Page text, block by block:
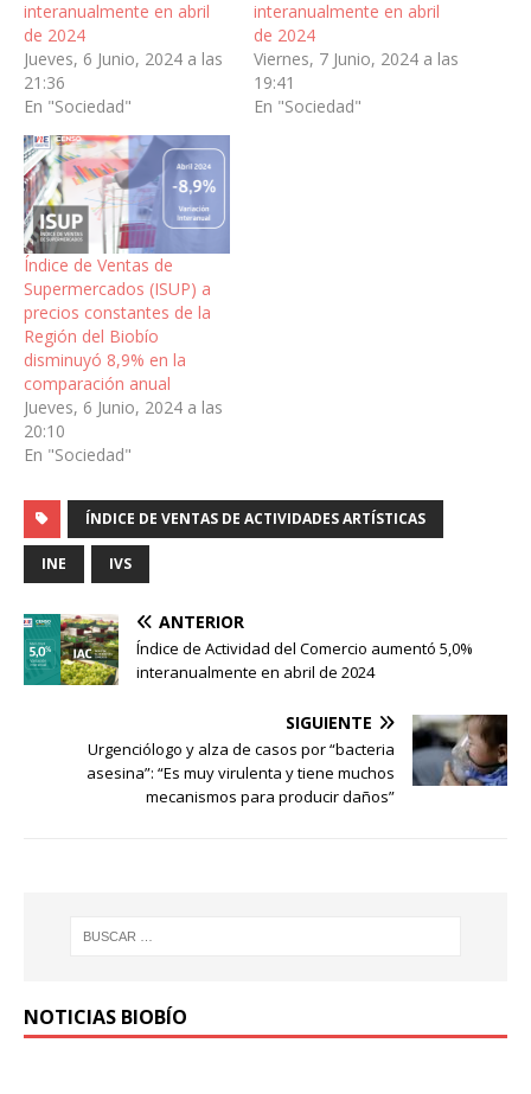
interanualmente en abril
de 2024
Jueves, 6 Junio, 2024 a las
21:36
En "Sociedad"
interanualmente en abril
de 2024
Viernes, 7 Junio, 2024 a las
19:41
En "Sociedad"
Índice de Ventas de
Supermercados (ISUP) a
precios constantes de la
Región del Biobío
disminuyó 8,9% en la
comparación anual
Jueves, 6 Junio, 2024 a las
20:10
En "Sociedad"
ÍNDICE DE VENTAS DE ACTIVIDADES ARTÍSTICAS
INE IVS
ANTERIOR
Índice de Actividad del Comercio aumentó 5,0%
interanualmente en abril de 2024
SIGUIENTE
Urgenciólogo y alza de casos por “bacteria
asesina”: “Es muy virulenta y tiene muchos
mecanismos para producir daños”
NOTICIAS BIOBÍO